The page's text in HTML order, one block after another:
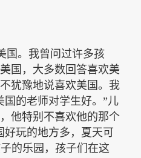
国。我曾问过许多孩
国，大多数回答喜欢美
犹豫地说喜欢美国。我
国的老师对学生好。”儿
他特别不喜欢他的那个
玩的地方多，夏天可
的乐园，孩子们在这